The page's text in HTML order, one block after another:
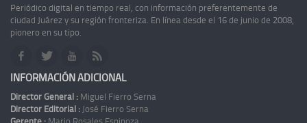
Periódico digital en tiempo real, con información preferentemente de
ciudad Juárez y su región fronteriza. En línea desde el 16 de junio de 2008,
pionero en su tipo.
INFORMACIÓN ADICIONAL
Director General : Miguel Fierro Serna
Director Editorial : José Fierro Serna